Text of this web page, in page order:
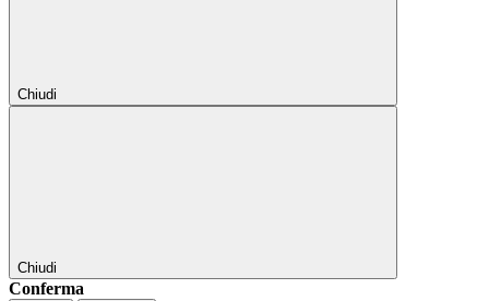
Chiudi
Chiudi
Conferma